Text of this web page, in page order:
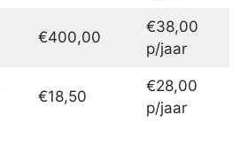
€400,00
€38,00
p/jaar
€18,50
€28,00
p/jaar